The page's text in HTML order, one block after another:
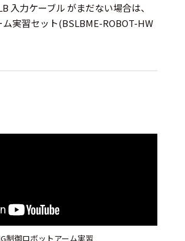
入力ケーブル がまだない場合は、
実習セット(BSLBME-ROBOT-HW
制御ロボットアーム実習